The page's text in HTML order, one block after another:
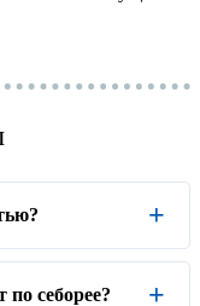
себорее?